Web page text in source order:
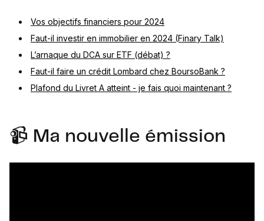
Vos objectifs financiers pour 2024
Faut-il investir en immobilier en 2024 (Finary Talk)
L’arnaque du DCA sur ETF (débat) ?
Faut-il faire un crédit Lombard chez BoursoBank ?
Plafond du Livret A atteint - je fais quoi maintenant ?
📹 Ma nouvelle émission